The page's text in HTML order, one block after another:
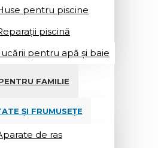
pentru piscine
piscină
pentru apă și baie
FAMILIE
ȘI FRUMUSEȚE
de ras